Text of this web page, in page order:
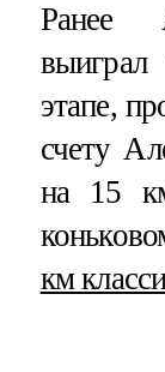
Ранее
этапе,
счету
на 15
км